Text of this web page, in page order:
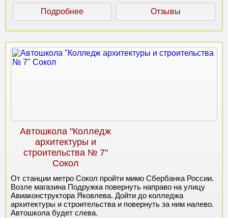
Подробнее Отзывы
Автошкола "Колледж
архитектуры и
строительства № 7"
Сокол
От станции метро Сокол пройти мимо Сбербанка России.
Возле магазина Подружка повернуть направо на улицу
Авиаконструктора Яковлева. Дойти до колледжа
архитектуры и строительства и повернуть за ним налево.
Автошкола будет слева.